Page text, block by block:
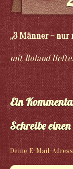
„3 Männer – nur
mit Roland
Ein
Schreibe
Deine E-Mail-